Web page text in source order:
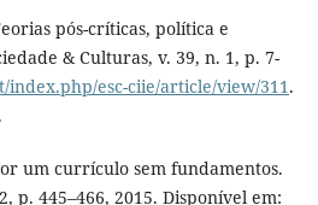
pós-críticas, política e
& Culturas, v. 39, n. 1, p. 7-
index.php/esc-ciie/article/view/311.
um currículo sem fundamentos.
p. 445–466, 2015. Disponível em: